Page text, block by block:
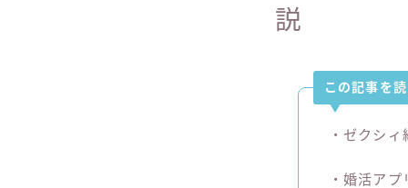
説
この記事を
・ゼクシ
・婚活ア